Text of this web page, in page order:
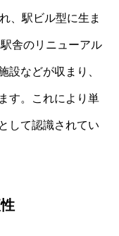
、駅ビル型に生ま
舎のリニューアル
設などが収まり、
す。これにより単
して認識されてい